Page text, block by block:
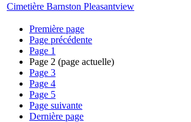
Cimetière Barnston Pleasantview
Première page
Page précédente
Page 1
Page 2 (page actuelle)
Page 3
Page 4
Page 5
Page suivante
Dernière page